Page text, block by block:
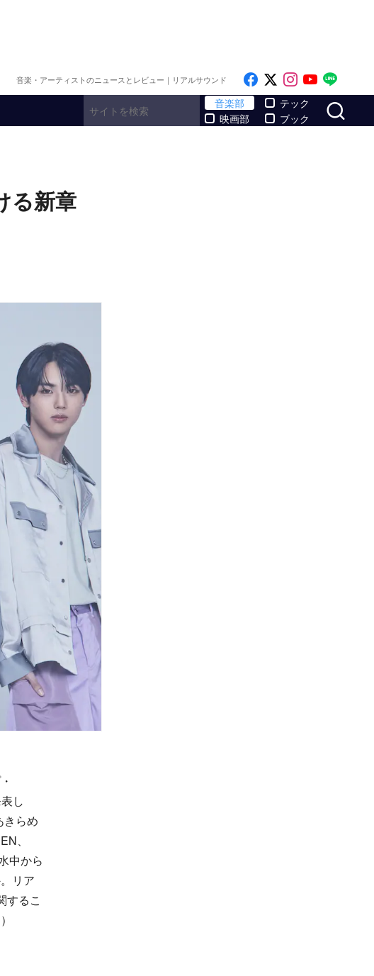
音楽・アーティストのニュースとレビュー｜リアルサウンド Like on Facebook
Follow on x
Follow on
Follow
音楽部
映画部
テック
ブック
る新章
し
きらめ
、
中から
リア
するこ